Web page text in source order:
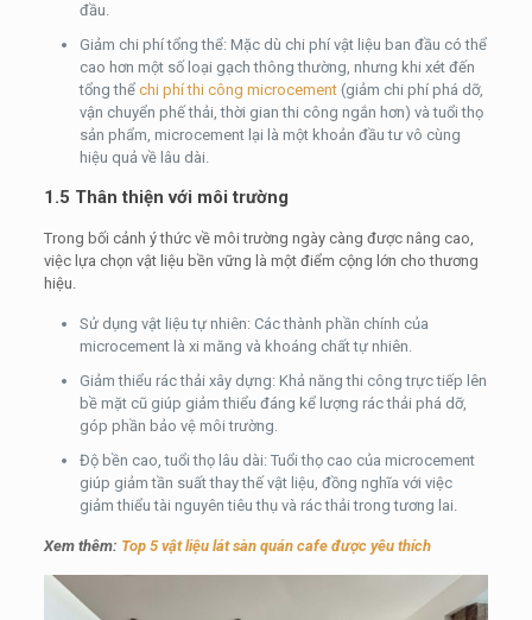
đầu.
Giảm chi phí tổng thể: Mặc dù chi phí vật liệu ban đầu có thể
cao hơn một số loại gạch thông thường, nhưng khi xét đến
tổng thể chi phí thi công microcement(giảm chi phí phá dỡ,
vận chuyển phế thải, thời gian thi công ngắn hơn) và tuổi thọ
sản phẩm, microcement lại là một khoản đầu tư vô cùng
hiệu quả về lâu dài.
1.5 Thân thiện với môi trường
Trong bối cảnh ý thức về môi trường ngày càng được nâng cao,
việc lựa chọn vật liệu bền vững là một điểm cộng lớn cho thương
hiệu.
Sử dụng vật liệu tự nhiên: Các thành phần chính của
microcement là xi măng và khoáng chất tự nhiên.
Giảm thiểu rác thải xây dựng: Khả năng thi công trực tiếp lên
bề mặt cũ giúp giảm thiểu đáng kể lượng rác thải phá dỡ,
góp phần bảo vệ môi trường.
Độ bền cao, tuổi thọ lâu dài: Tuổi thọ cao của microcement
giúp giảm tần suất thay thế vật liệu, đồng nghĩa với việc
giảm thiểu tài nguyên tiêu thụ và rác thải trong tương lai.
Xem thêm: Top 5 vật liệu lát sàn quán cafe được yêu thích